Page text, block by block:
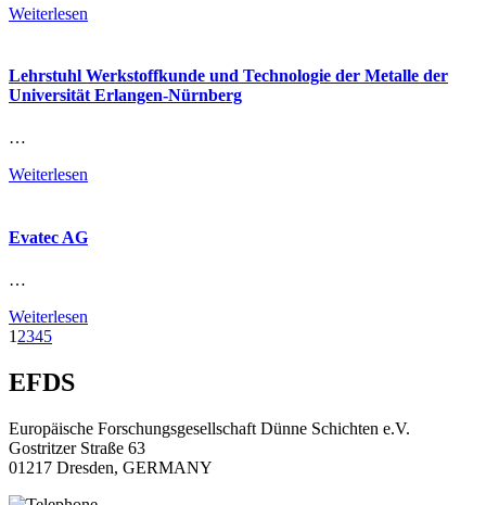
Weiterlesen
Lehrstuhl Werkstoffkunde und Technologie der Metalle der
Universität Erlangen-Nürnberg
…
Weiterlesen
Evatec AG
…
Weiterlesen
1 2345
EFDS
Europäische Forschungsgesellschaft Dünne Schichten e.V.
Gostritzer Straße 63
01217 Dresden, GERMANY